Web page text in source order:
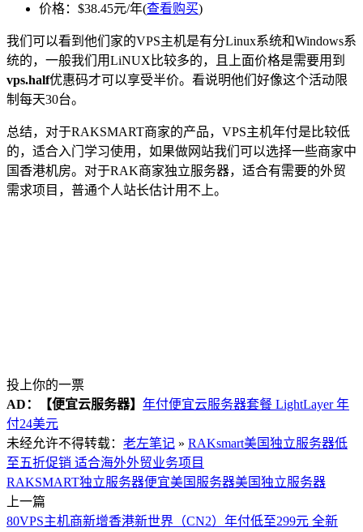
价格：$38.45元/年(查看购买)
我们可以看到他们家的VPS主机是有分Linux系统和Windows系
统的，一般我们用LiNUX比较多的，且上面价格是需要用到
vps.half优惠码才可以享受半价。看说明他们好像这个活动限
制每天30台。
总结，对于RAKSMART商家的产品，VPS主机年付是比较低
的，适合入门学习使用，如果做网站我们可以选择一些商家中
国香港机房。对于RAK商家独立服务器，适合有需要的外贸
需求项目，普通个人站长估计用不上。
投上你的一票
AD：
【便宜云服务器】 年付便宜云服务器套餐 LightLayer 年
付24美元
未经允许不得转载： 老左笔记 » RAKsmart美国独立服务器低
至五折促销 适合海外外贸业务项目
RAKSMART独立服务器便宜美国服务器美国独立服务器
上一篇
80VPS主机商新增香港新世界（CN2）年付低至299元 全新